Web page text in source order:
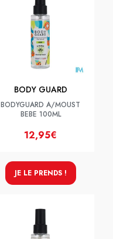
BODY GUARD
BODYGUARD A/MOUST
BEBE 100ML
12,95€
JE LE PRENDS !